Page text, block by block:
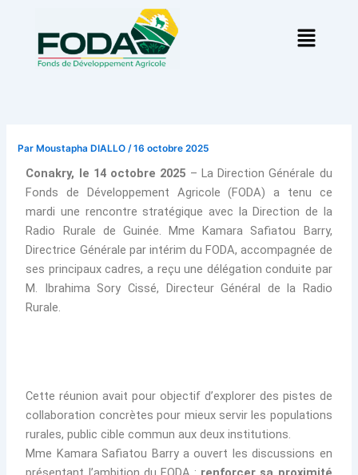
contenu
Menu
ParMoustapha DIALLO /16 octobre 2025
Conakry, le 14 octobre 2025 – La Direction Générale du
Fonds de Développement Agricole (FODA) a tenu ce
mardi une rencontre stratégique avec la Direction de la
Radio Rurale de Guinée. Mme Kamara Safiatou Barry,
Directrice Générale par intérim du FODA, accompagnée de
ses principaux cadres, a reçu une délégation conduite par
M. Ibrahima Sory Cissé, Directeur Général de la Radio
Rurale.
Cette réunion avait pour objectif d’explorer des pistes de
collaboration concrètes pour mieux servir les populations
rurales, public cible commun aux deux institutions.
Mme Kamara Safiatou Barry a ouvert les discussions en